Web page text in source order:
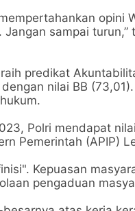
opini
sampai turun,”
predikat
nilai BB
Polri mendapat
Pemerintah (APIP)
Kepuasan
pengaduan